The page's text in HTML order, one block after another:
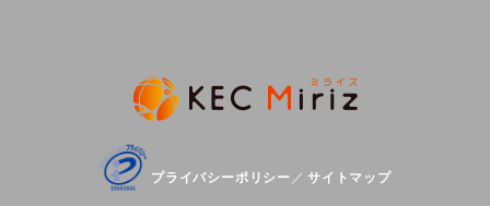
プライバシーポリシー ／ サイトマップ